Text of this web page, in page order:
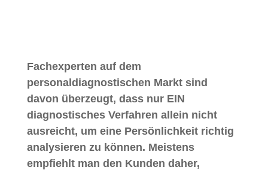
Fachexperten auf dem
personaldiagnostischen Markt sind
davon überzeugt, dass nur EIN
diagnostisches Verfahren allein nicht
ausreicht, um eine Persönlichkeit richtig
analysieren zu können. Meistens
empfiehlt man den Kunden daher,